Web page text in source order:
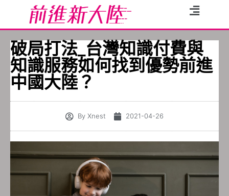
破局打法_台灣知識付費與
知識服務如何找到優勢前進
中國大陸？
By Xnest 2021-04-26